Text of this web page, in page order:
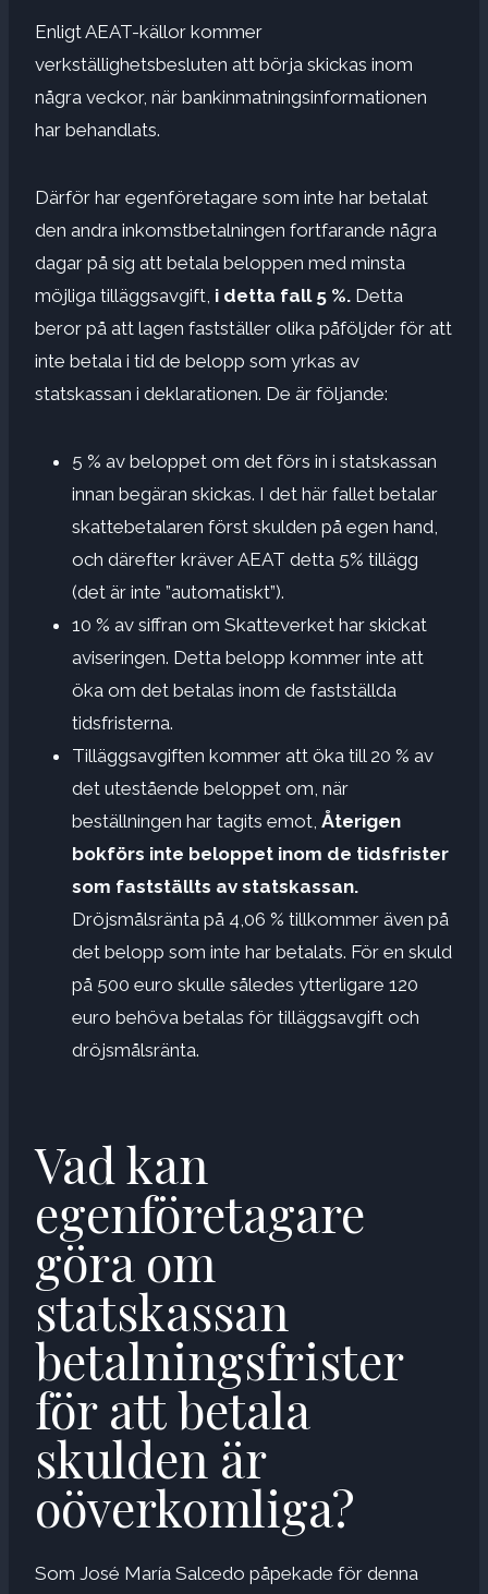
Enligt AEAT-källor kommer
verkställighetsbesluten att börja skickas inom
några veckor, när bankinmatningsinformationen
har behandlats.
Därför har egenföretagare som inte har betalat
den andra inkomstbetalningen fortfarande några
dagar på sig att betala beloppen med minsta
möjliga tilläggsavgift, i detta fall 5 %. Detta
beror på att lagen fastställer olika påföljder för att
inte betala i tid de belopp som yrkas av
statskassan i deklarationen. De är följande:
5 % av beloppet om det förs in i statskassan
innan begäran skickas. I det här fallet betalar
skattebetalaren först skulden på egen hand,
och därefter kräver AEAT detta 5% tillägg
(det är inte ”automatiskt”).
10 % av siffran om Skatteverket har skickat
aviseringen. Detta belopp kommer inte att
öka om det betalas inom de fastställda
tidsfristerna.
Tilläggsavgiften kommer att öka till 20 % av
det utestående beloppet om, när
beställningen har tagits emot, Återigen
bokförs inte beloppet inom de tidsfrister
som fastställts av statskassan.
Dröjsmålsränta på 4,06 % tillkommer även på
det belopp som inte har betalats. För en skuld
på 500 euro skulle således ytterligare 120
euro behöva betalas för tilläggsavgift och
dröjsmålsränta.
Vad kan
egenföretagare
göra om
statskassan
betalningsfrister
för att betala
skulden är
oöverkomliga?
Som José María Salcedo påpekade för denna